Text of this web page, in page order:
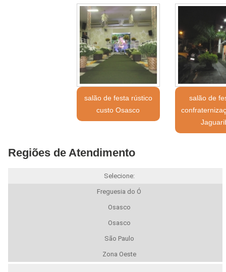
salão de festa rústico
custo Osasco
salão de
Regiões de Atendimento
Selecione:
Freguesia do Ó
Osasco
Osasco
São Paulo
Zona Oeste